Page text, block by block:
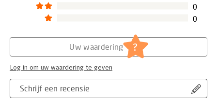
0
0
Schrijf een recensie
Uw waardering ?
Log in om uw waardering te geven